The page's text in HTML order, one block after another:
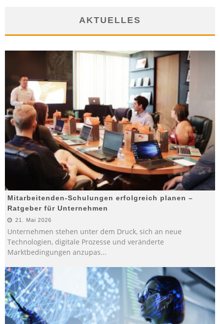
AKTUELLES
Mitarbeitenden-Schulungen erfolgreich planen –
Ratgeber für Unternehmen
21. Mai 2026
Unternehmen stehen unter dem Druck, sich an neue
Technologien, digitale Prozesse und veränderte
Marktbedingungen anzupas...